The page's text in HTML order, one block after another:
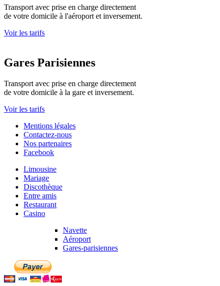
Transport avec prise en charge directement
de votre domicile à l'aéroport et inversement.
Voir les tarifs
Gares Parisiennes
Transport avec prise en charge directement
de votre domicile à la gare et inversement.
Voir les tarifs
Mentions légales
Contactez-nous
Nos partenaires
Facebook
Limousine
Mariage
Discothèque
Entre amis
Restaurant
Casino
Navette
Aéroport
Gares-parisiennes